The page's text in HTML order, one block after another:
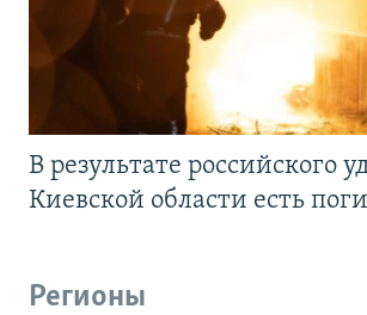
В результате российского
Киевской области есть
Регионы